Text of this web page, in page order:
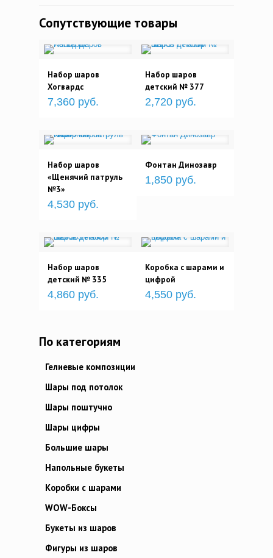
Сопутствующие товары
Набор шаров
Хогвардc
7,360 руб.
Набор шаров
детский № 377
2,720 руб.
Набор шаров
«Щенячий патруль
№3»
4,530 руб.
Фонтан Динозавр
1,850 руб.
Набор шаров
детский № 335
4,860 руб.
Коробка с шарами и
цифрой
4,550 руб.
По категориям
Гелиевые композиции
Шары под потолок
Шары поштучно
Шары цифры
Большие шары
Напольные букеты
Коробки с шарами
WOW-Боксы
Букеты из шаров
Фигуры из шаров